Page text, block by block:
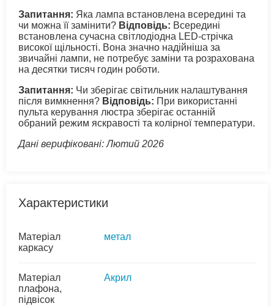
Запитання: Яка лампа встановлена всередині та
чи можна її замінити? Відповідь: Всередині
встановлена сучасна світлодіодна LED-стрічка
високої щільності. Вона значно надійніша за
звичайні лампи, не потребує заміни та розрахована
на десятки тисяч годин роботи.
Запитання: Чи зберігає світильник налаштування
після вимкнення? Відповідь: При використанні
пульта керування люстра зберігає останній
обраний режим яскравості та колірної температури.
Дані верифіковані: Лютий 2026
Характеристики
Матеріал
каркасу
метал
Матеріал
плафона,
підвісок
Акрил